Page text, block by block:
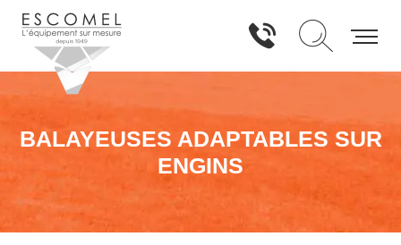
BALAYEUSES ADAPTABLES SUR
ENGINS